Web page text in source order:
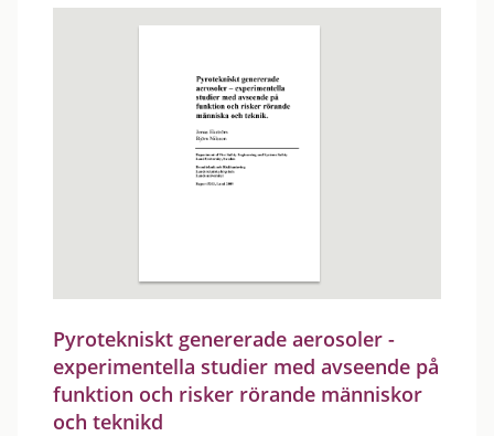
Pyrotekniskt genererade aerosoler -
experimentella studier med avseende på
funktion och risker rörande människor
och teknikd